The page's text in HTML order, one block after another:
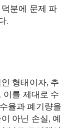
분에 문제 파
.
형태이자, 추
이를 제대로 수
율과 폐기량을
아닌 손실, 예